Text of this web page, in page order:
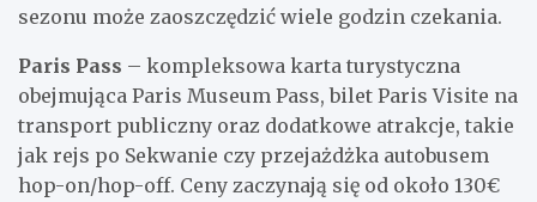
sezonu może zaoszczędzić wiele godzin czekania.
Paris Pass – kompleksowa karta turystyczna
obejmująca Paris Museum Pass, bilet Paris Visite na
transport publiczny oraz dodatkowe atrakcje, takie
jak rejs po Sekwanie czy przejażdżka autobusem
hop-on/hop-off. Ceny zaczynają się od około 130€